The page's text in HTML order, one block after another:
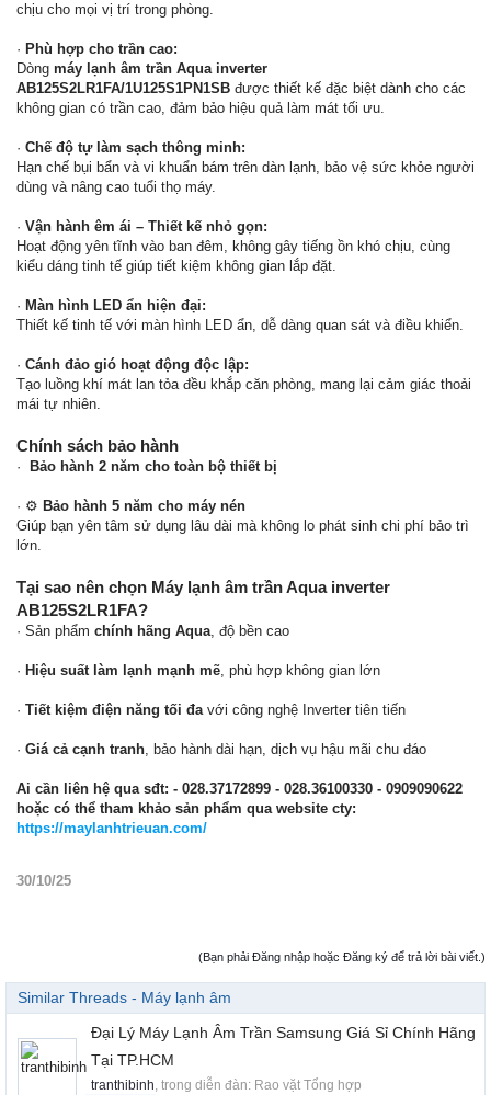
chịu cho mọi vị trí trong phòng.
· Phù hợp cho trần cao:
Dòng máy lạnh âm trần Aqua inverter
AB125S2LR1FA/1U125S1PN1SB được thiết kế đặc biệt dành cho các
không gian có trần cao, đảm bảo hiệu quả làm mát tối ưu.
· Chế độ tự làm sạch thông minh:
Hạn chế bụi bẩn và vi khuẩn bám trên dàn lạnh, bảo vệ sức khỏe người
dùng và nâng cao tuổi thọ máy.
· Vận hành êm ái – Thiết kế nhỏ gọn:
Hoạt động yên tĩnh vào ban đêm, không gây tiếng ồn khó chịu, cùng
kiểu dáng tinh tế giúp tiết kiệm không gian lắp đặt.
· Màn hình LED ẩn hiện đại:
Thiết kế tinh tế với màn hình LED ẩn, dễ dàng quan sát và điều khiển.
· Cánh đảo gió hoạt động độc lập:
Tạo luồng khí mát lan tỏa đều khắp căn phòng, mang lại cảm giác thoải
mái tự nhiên.
Chính sách bảo hành
· ️ Bảo hành 2 năm cho toàn bộ thiết bị
· ⚙️ Bảo hành 5 năm cho máy nén
Giúp bạn yên tâm sử dụng lâu dài mà không lo phát sinh chi phí bảo trì
lớn.
Tại sao nên chọn Máy lạnh âm trần Aqua inverter
AB125S2LR1FA?
· Sản phẩm chính hãng Aqua, độ bền cao
· Hiệu suất làm lạnh mạnh mẽ, phù hợp không gian lớn
· Tiết kiệm điện năng tối đavới công nghệ Inverter tiên tiến
· Giá cả cạnh tranh, bảo hành dài hạn, dịch vụ hậu mãi chu đáo
Ai cần liên hệ qua sđt: - 028.37172899 - 028.36100330 - 0909090622
hoặc có thể tham khảo sản phẩm qua website cty:
https://maylanhtrieuan.com/
30/10/25
(Bạn phải Đăng nhập hoặc Đăng ký để trả lời bài viết.)
Similar Threads - Máy lạnh âm
Đại Lý Máy Lạnh Âm Trần Samsung Giá Sỉ Chính Hãng
Tại TP.HCM
tranthibinh, trong diễn đàn: Rao vặt Tổng hợp